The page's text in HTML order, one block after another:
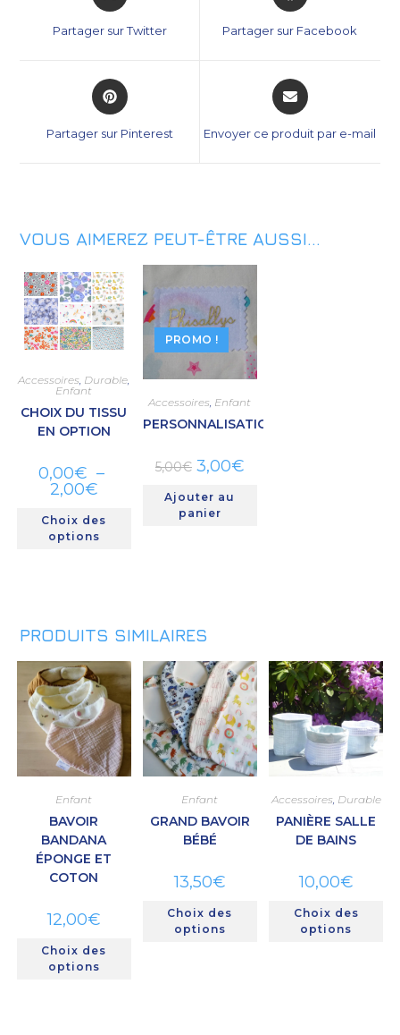
Partager sur Twitter Partager sur Facebook
Partager sur Pinterest Envoyer ce produit par e-mail
VOUS AIMEREZ PEUT-ÊTRE AUSSI…
Accessoires Durable
Enfant
CHOIX DU TISSU
EN OPTION
0,00€ –
2,00€
Choix des
options
PROMO !
Accessoires, Enfant
PERSONNALISATION
5,00€ 3,00€
Ajouter au
panier
PRODUITS SIMILAIRES
Enfant
BAVOIR
BANDANA
ÉPONGE ET
COTON
12,00€
Choix des
options
Enfant
GRAND BAVOIR
BÉBÉ
13,50€
Choix des
options
Accessoires Durable
PANIÈRE SALLE
DE BAINS
10,00€
Choix des
options